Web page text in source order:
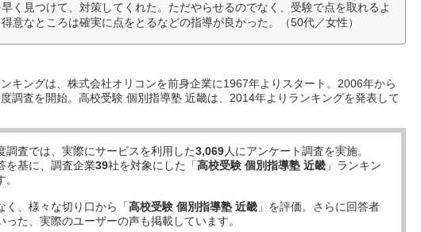
く見つけて、対策してくれた。ただやらせるのでなく、受験で点を取れるよ
意なところは確実に点をとるなどの指導が良かった。（50代／女性）
キングは、株式会社オリコンを前身企業に1967年よりスタート。2006年から
調査を開始。高校受験 個別指導塾 近畿は、2014年よりランキングを発表して
調査では、実際にサービスを利用した3,069人にアンケート調査を実施。
を基に、調査企業39社を対象にした「高校受験 個別指導塾 近畿 」ランキン
く、様々な切り口から「高校受験 個別指導塾 近畿 」を評価。さらに回答者
った、実際のユーザーの声も掲載しています。